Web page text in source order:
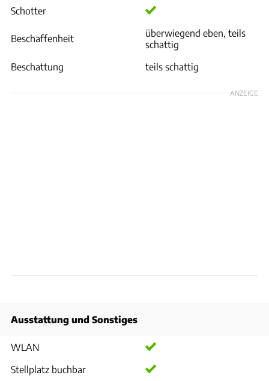
Schotter
Beschaffenheit
überwiegend eben, teils
schattig
Beschattung
teils schattig
ANZEIGE
Ausstattung und Sonstiges
WLAN
Stellplatz buchbar